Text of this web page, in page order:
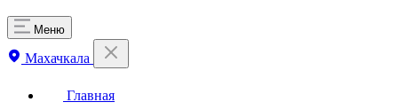
Меню
Махачкала
Главная